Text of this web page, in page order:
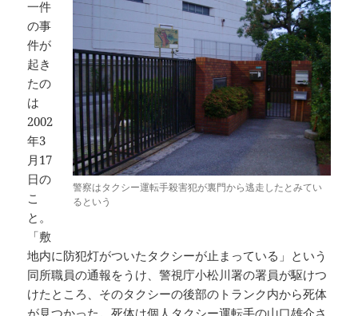
警察はタクシー運転手殺害犯が裏門から逃走したとみてい
るという
一件
の事
件が
起き
たの
は
2002
年3
月17
日の
こ
と。
「敷
地内に防犯灯がついたタクシーが止まっている」という
同所職員の通報をうけ、警視庁小松川署の署員が駆けつ
けたところ、そのタクシーの後部のトランク内から死体
が見つかった。死体は個人タクシー運転手の山口雄介さ